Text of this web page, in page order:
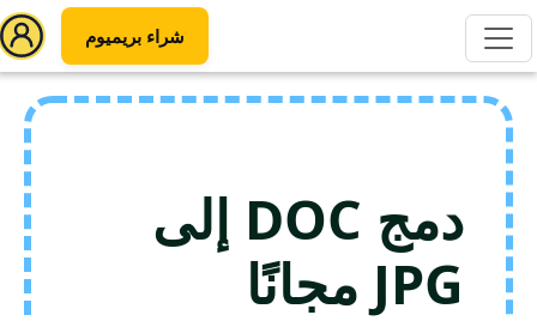
شراء بريميوم
دمج DOC إلى
JPG مجانًا